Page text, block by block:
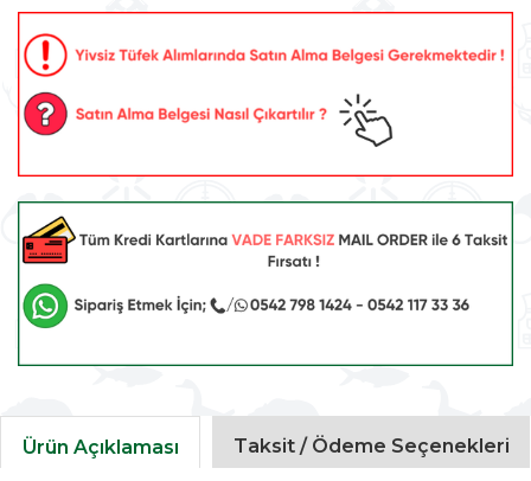
Ürün Açıklaması Taksit / Ödeme Seçenekleri